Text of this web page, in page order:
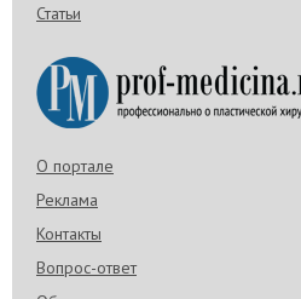
Статьи
О портале
Реклама
Контакты
Вопрос-ответ